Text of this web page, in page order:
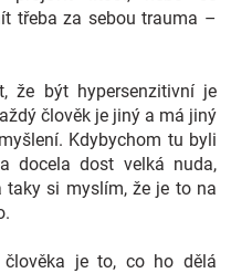
třeba za sebou trauma –
že být hypersenzitivní je
člověk je jiný a má jiný
Kdybychom tu byli
docela dost velká nuda,
taky si myslím, že je to na
je to, co ho dělá